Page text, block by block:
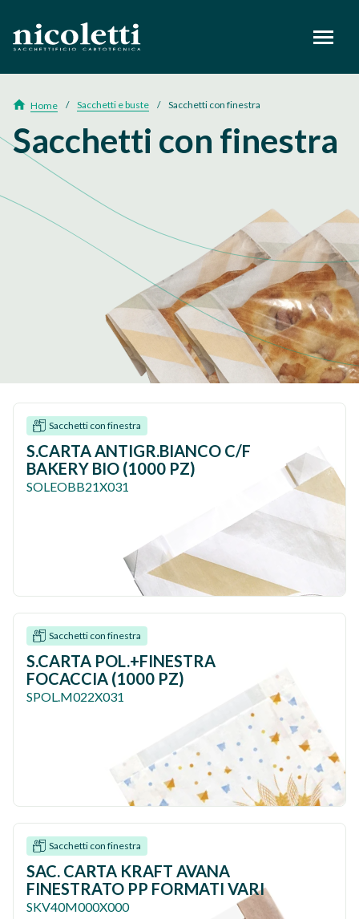
footer
Home Sacchetti e buste Sacchetti con finestra
Sacchetti con finestra
Sacchetti con finestra
S.CARTA ANTIGR.BIANCO C/F
BAKERY BIO (1000 PZ)
SOLEOBB21X031
Sacchetti con finestra
S.CARTA POL.+FINESTRA
FOCACCIA (1000 PZ)
SPOL.M022X031
Sacchetti con finestra
SAC. CARTA KRAFT AVANA
FINESTRATO PP FORMATI VARI
SKV40M000X000